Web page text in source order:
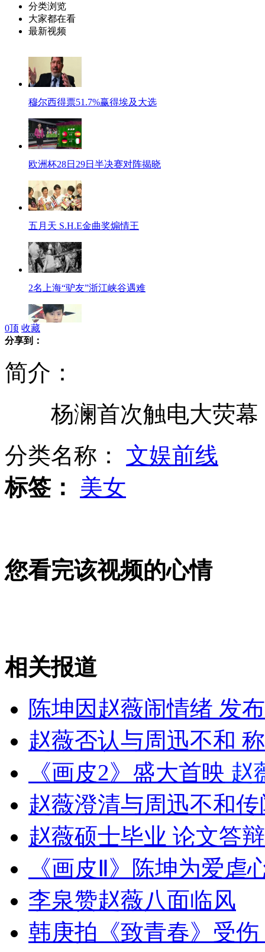
分类浏览
大家都在看
最新视频
穆尔西得票51.7%赢得埃及大选
欧洲杯28日29日半决赛对阵揭晓
五月天 S.H.E金曲奖煽情王
2名上海“驴友”浙江峡谷遇难
宋佳被指“爆冷夺后”很不满
沈阳:高考后150名学生预约整形
色魔邻居冒充男友欲行不轨
山西运城恶犬咬伤多人 警民合力深夜将其击毙
女孩北京地铁殴打老人 痛下狠手拳打脚踢
无痛分娩是否安全 医生回应
外交部：反对强权政治霸凌主义
外交部：有关国家言论片面不公正
安徽一实载49人客车翻车
0顶 收藏
分享到：
简介：
杨澜首次触电大荧幕
分类名称： 文娱前线
标签：
美女
您看完该视频的心情
相关报道
陈坤因赵薇闹情绪 发
赵薇否认与周迅不和
《画皮2》盛大首映 赵
赵薇澄清与周迅不和
赵薇硕士毕业 论文答
《画皮Ⅱ》陈坤为爱虐
李泉赞赵薇八面临风
韩庚拍《致青春》受